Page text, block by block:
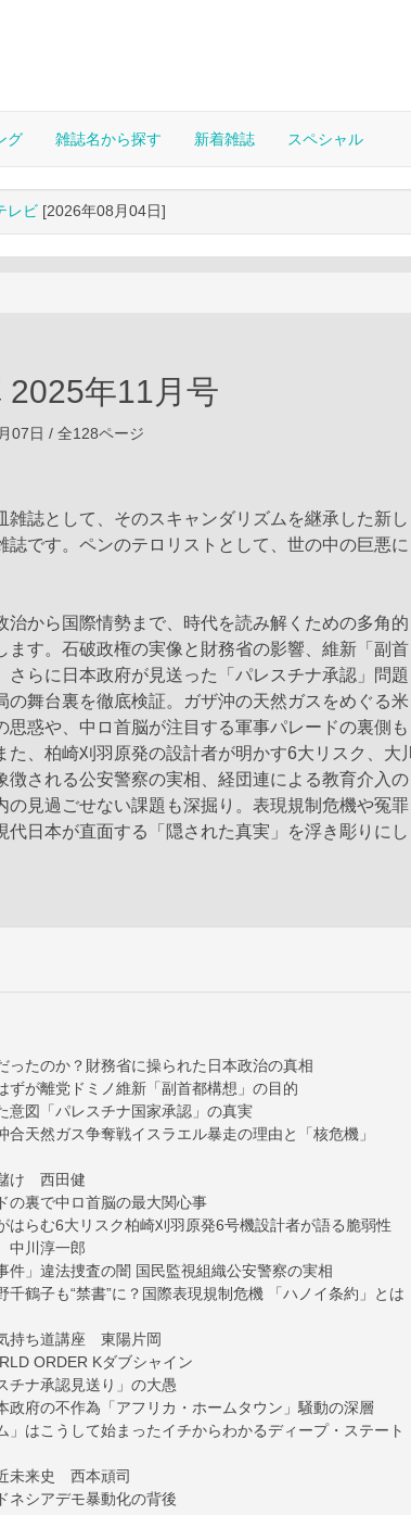
グ 雑誌名から探す 新着雑誌 スペシャル
レビ [2026年08月04日]
2025年11月号
07日 / 全128ページ
雑誌として、そのスキャンダリズムを継承した新し
誌です。ペンのテロリストとして、世の中の巨悪に
治から国際情勢まで、時代を読み解くための多角的
ます。石破政権の実像と財務省の影響、維新「副首
さらに日本政府が見送った「パレスチナ承認」問題
の舞台裏を徹底検証。ガザ沖の天然ガスをめぐる米
思惑や、中ロ首脳が注目する軍事パレードの裏側も
た、柏崎刈羽原発の設計者が明かす6大リスク、大川
徴される公安警察の実相、経団連による教育介入の
の見過ごせない課題も深掘り。表現規制危機や冤罪
代日本が直面する「隠された真実」を浮き彫りにし
ったのか？財務省に操られた日本政治の真相
ずが離党ドミノ維新「副首都構想」の目的
意図「パレスチナ国家承認」の真実
合天然ガス争奪戦イスラエル暴走の理由と「核危機」
け 西田健
の裏で中ロ首脳の最大関心事
はらむ6大リスク柏崎刈羽原発6号機設計者が語る脆弱性
中川淳一郎
件」違法捜査の闇 国民監視組織公安警察の実相
千鶴子も“禁書”に？国際表現規制危機 「ハノイ条約」とは
持ち道講座 東陽片岡
ORDER Kダブシャイン
チナ承認見送り」の大愚
政府の不作為「アフリカ・ホームタウン」騒動の深層
」はこうして始まったイチからわかるディープ・ステート
未来史 西本頑司
ネシアデモ暴動化の背後